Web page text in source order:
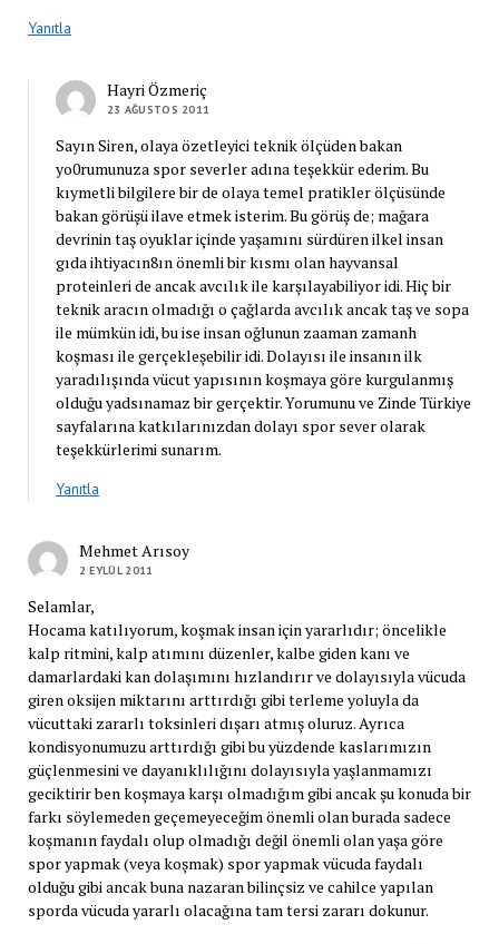
Yanıtla
Hayri Özmeriç
23 AĞUSTOS 2011
Sayın Siren, olaya özetleyici teknik ölçüden bakan
yo0rumunuza spor severler adına teşekkür ederim. Bu
kıymetli bilgilere bir de olaya temel pratikler ölçüsünde
bakan görüşü ilave etmek isterim. Bu görüş de; mağara
devrinin taş oyuklar içinde yaşamını sürdüren ilkel insan
gıda ihtiyacın8ın önemli bir kısmı olan hayvansal
proteinleri de ancak avcılık ile karşılayabiliyor idi. Hiç bir
teknik aracın olmadığı o çağlarda avcılık ancak taş ve sopa
ile mümkün idi, bu ise insan oğlunun zaaman zamanh
koşması ile gerçekleşebilir idi. Dolayısı ile insanın ilk
yaradılışında vücut yapısının koşmaya göre kurgulanmış
olduğu yadsınamaz bir gerçektir. Yorumunu ve Zinde Türkiye
sayfalarına katkılarınızdan dolayı spor sever olarak
teşekkürlerimi sunarım.
Yanıtla
Mehmet Arısoy
2 EYLÜL 2011
Selamlar,
Hocama katılıyorum, koşmak insan için yararlıdır; öncelikle
kalp ritmini, kalp atımını düzenler, kalbe giden kanı ve
damarlardaki kan dolaşımını hızlandırır ve dolayısıyla vücuda
giren oksijen miktarını arttırdığı gibi terleme yoluyla da
vücuttaki zararlı toksinleri dışarı atmış oluruz. Ayrıca
kondisyonumuzu arttırdığı gibi bu yüzdende kaslarımızın
güçlenmesini ve dayanıklılığını dolayısıyla yaşlanmamızı
geciktirir ben koşmaya karşı olmadığım gibi ancak şu konuda bir
farkı söylemeden geçemeyeceğim önemli olan burada sadece
koşmanın faydalı olup olmadığı değil önemli olan yaşa göre
spor yapmak (veya koşmak) spor yapmak vücuda faydalı
olduğu gibi ancak buna nazaran bilinçsiz ve cahilce yapılan
sporda vücuda yararlı olacağına tam tersi zararı dokunur.